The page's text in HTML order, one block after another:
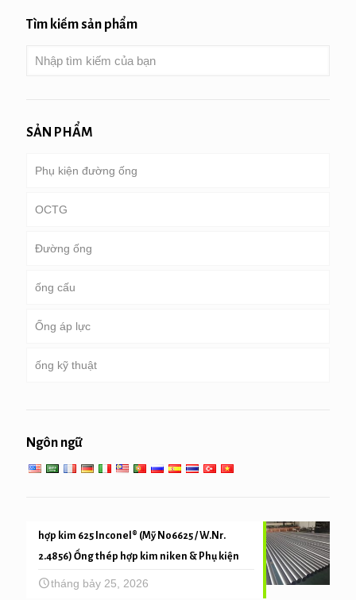
Tìm kiếm sản phẩm
SẢN PHẨM
Phụ kiện đường ống
OCTG
Ống & vỏ bọc
Ống khoan
ống khoan nặng & cổ áo khoan
Đường ống
đường ống dẫn chung
dịch vụ đặc biệt và tráng & ống lót
ống cấu
Vòng, quảng trường & ống hình chữ nhật
Ống mạ kẽm
Ống áp lực
Nồi hơi, bộ trao đổi nhiệt, bình ngưng & ống nóng
ống kỹ thuật
ống cơ khí và độ chính xác
Ngôn ngữ
hợp kim 625 Inconel® (Mỹ N06625 / W.Nr.
2.4856) Ống thép hợp kim niken & Phụ kiện
tháng bảy 25, 2026